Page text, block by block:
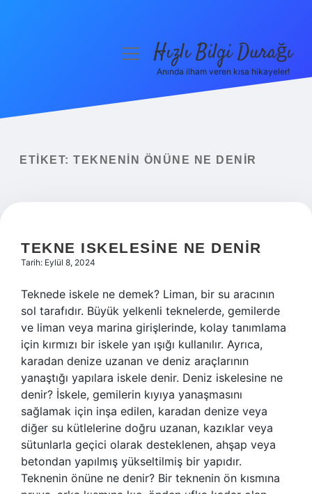
Yasal Uyarı
menüyüHızlı Bilgi Durağı
Anında ilham veren kısa hikayeler!
ETIKET: TEKNENIN ÖNÜNE NE DENIR
TEKNE ISKELESINE NE DENIR
Tarih: Eylül 8, 2024
Teknede iskele ne demek? Liman, bir su aracının
sol tarafıdır. Büyük yelkenli teknelerde, gemilerde
ve liman veya marina girişlerinde, kolay tanımlama
için kırmızı bir iskele yan ışığı kullanılır. Ayrıca,
karadan denize uzanan ve deniz araçlarının
yanaştığı yapılara iskele denir. Deniz iskelesine ne
denir? İskele, gemilerin kıyıya yanaşmasını
sağlamak için inşa edilen, karadan denize veya
diğer su kütlelerine doğru uzanan, kazıklar veya
sütunlarla geçici olarak desteklenen, ahşap veya
betondan yapılmış yükseltilmiş bir yapıdır.
Teknenin önüne ne denir? Bir teknenin ön kısmına